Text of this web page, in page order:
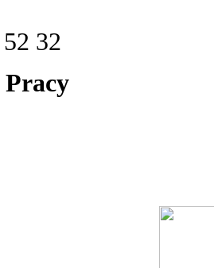
32
Pracy